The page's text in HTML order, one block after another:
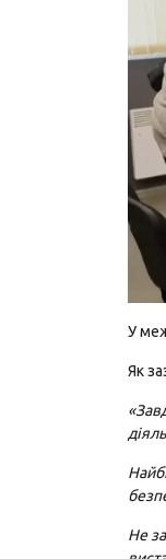
У
Як
Не